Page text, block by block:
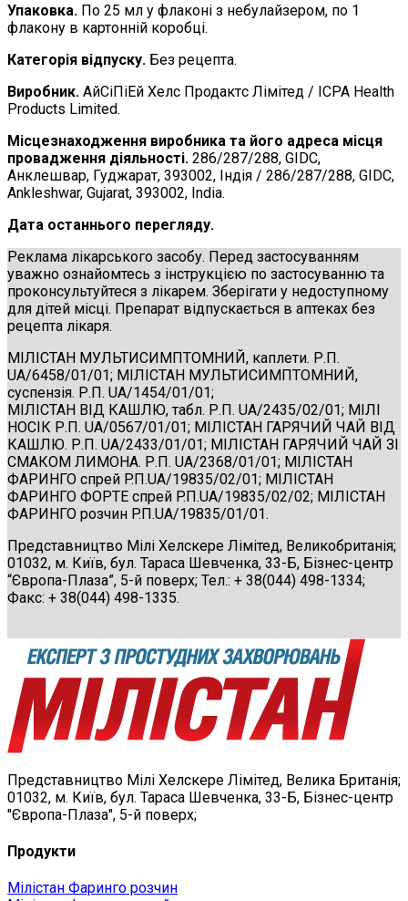
Упаковка. По 25 мл у флаконі з небулайзером, по 1
флакону в картонній коробці.
Категорія відпуску. Без рецепта.
Виробник. АйСіПіЕй Хелс Продактc Лімітед / ICPA Health
Products Limited.
Місцезнаходження виробника та його адреса місця
провадження діяльності. 286/287/288, GIDC,
Анклешвар, Гуджарат, 393002, Індія / 286/287/288, GIDC,
Ankleshwar, Gujarat, 393002, India.
Дата останнього перегляду.
Реклама лікарського засобу. Перед застосуванням
уважно ознайомтесь з інструкцією по застосуванню та
проконсультуйтеся з лікарем. Зберігати у недоступному
для дітей місці. Препарат відпускається в аптеках без
рецепта лікаря.
МІЛІСТАН МУЛЬТИСИМПТОМНИЙ, каплети. Р.П.
UA/6458/01/01; МІЛІСТАН МУЛЬТИСИМПТОМНИЙ,
суспензія. Р.П. UA/1454/01/01;
МІЛІСТАН ВІД КАШЛЮ, табл. Р.П. UA/2435/02/01; МІЛІ
НОСІК Р.П. UA/0567/01/01; МІЛІСТАН ГАРЯЧИЙ ЧАЙ ВІД
КАШЛЮ. Р.П. UA/2433/01/01; МІЛІСТАН ГАРЯЧИЙ ЧАЙ ЗІ
СМАКОМ ЛИМОНА. Р.П. UA/2368/01/01; МІЛІСТАН
ФАРИНГО спрей P.П.UA/19835/02/01; МІЛІСТАН
ФАРИНГО ФОРТЕ спрей P.П.UA/19835/02/02; МІЛІСТАН
ФАРИНГО розчин P.П.UA/19835/01/01.
Представництво Мілі Хелскере Лімітед, Великобританія;
01032, м. Київ, бул. Тараса Шевченка, 33-Б, Бізнес-центр
“Європа-Плаза”, 5-й поверх; Тел.: + 38(044) 498-1334;
Факс: + 38(044) 498-1335.
Представництво Мілі Хелскере Лімітед, Велика Британія;
01032, м. Київ, бул. Тараса Шевченка, 33-Б, Бізнес-центр
"Європа-Плаза", 5-й поверх;
Продукти
Мілістан Фаринго розчин